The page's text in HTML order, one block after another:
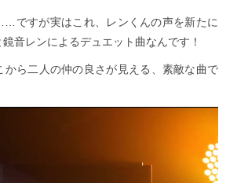
ですが実はこれ、レンくんの声を新たに
音レンによるデュエット曲なんです！
から二人の仲の良さが見える、素敵な曲で